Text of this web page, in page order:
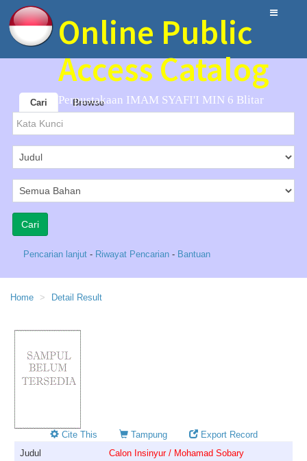
Online Public
Access Catalog
Perpustakaan IMAM SYAFI'I MIN 6 Blitar
Cari Browse
Pencarian lanjut - Riwayat Pencarian - Bantuan
Home Detail Result
Cite This Tampung
Export Record
Judul
Calon Insinyur / Mohamad Sobary